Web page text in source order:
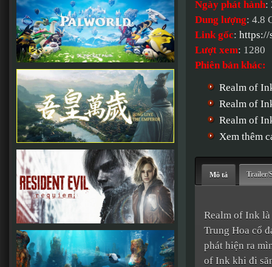
Ngày phát hành:
Dung lượng: 4.8
Link gốc: https://
Lượt xem: 1280
Phiên bản khác:
Realm of
Realm of
Realm of
Xem thêm
Mô tả Trailer/
Realm of Ink
Trung Hoa cổ
phát hiện ra
of Ink khi đi